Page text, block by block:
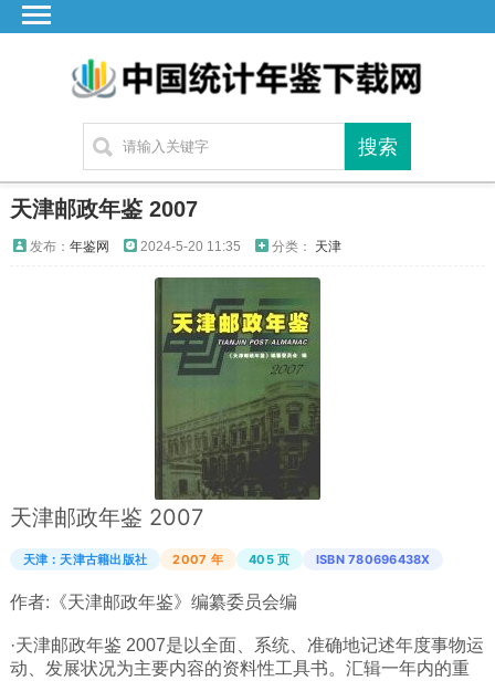
江苏
广西
西藏
上海
重庆
山西
天津邮政年鉴 2007
发布： 年鉴网 2024-5-20 11:35 分类： 天津
天津邮政年鉴 2007
天津：天津古籍出版社 2007 年 405 页 ISBN 780696438X
作者: 《天津邮政年鉴》编纂委员会编
·天津邮政年鉴 2007是以全面、系统、准确地记述年度事物运
动、发展状况为主要内容的资料性工具书。汇辑一年内的重